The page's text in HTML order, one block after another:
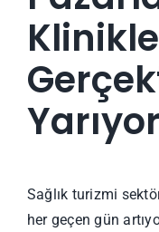
Sağlık turizmi
her geçen gün